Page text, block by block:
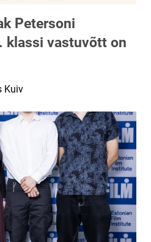
Petersoni
klassi vastuvõtt on
Kuiv